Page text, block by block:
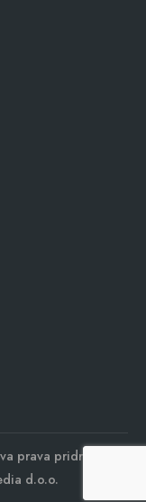
prava pridržana.
d.o.o.